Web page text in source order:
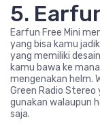
5.
Earfun Free Mini
yang bisa kamu
yang memiliki
kamu bawa ke
mengenakan helm.
Green Radio Stereo
gunakan walaupun
saja.